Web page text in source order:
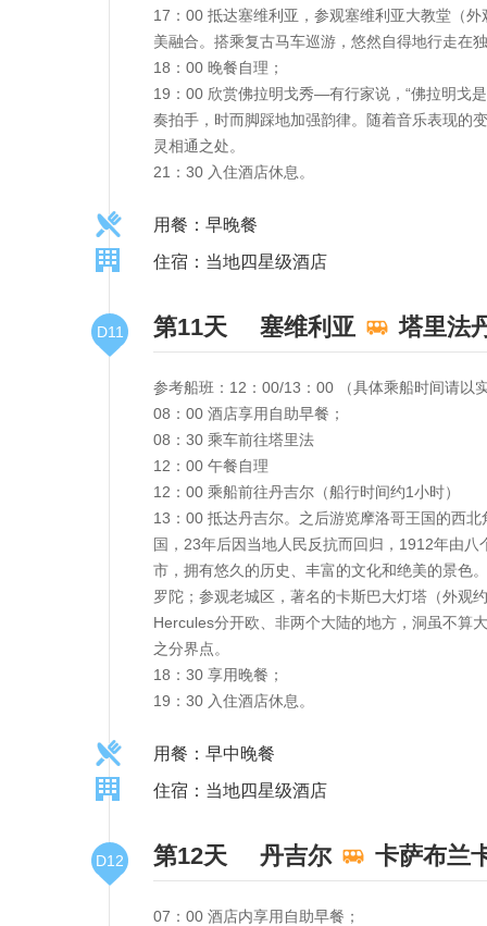
17：00 抵达塞维利亚，参观塞维利亚大教堂（
美融合。搭乘复古马车巡游，悠然自得地行走在
18：00 晚餐自理；
19：00 欣赏佛拉明戈秀—有行家说，“佛拉明戈
奏拍手，时而脚踩地加强韵律。随着音乐表现的
灵相通之处。
21：30 入住酒店休息。
用餐：早晚餐
住宿：当地四星级酒店
D11 第11天 塞维利亚 塔里法
参考船班：12：00/13：00 （具体乘船时间请以
08：00 酒店享用自助早餐；
08：30 乘车前往塔里法
12：00 午餐自理
12：00 乘船前往丹吉尔（船行时间约1小时）
13：00 抵达丹吉尔。之后游览摩洛哥王国的西
国，23年后因当地人民反抗而回归，1912年由
市，拥有悠久的历史、丰富的文化和绝美的景色
罗陀；参观老城区，著名的卡斯巴大灯塔（外观
Hercules分开欧、非两个大陆的地方，洞虽不算
之分界点。
18：30 享用晚餐；
19：30 入住酒店休息。
用餐：早中晚餐
住宿：当地四星级酒店
D12 第12天 丹吉尔 卡萨布兰
07：00 酒店内享用自助早餐；